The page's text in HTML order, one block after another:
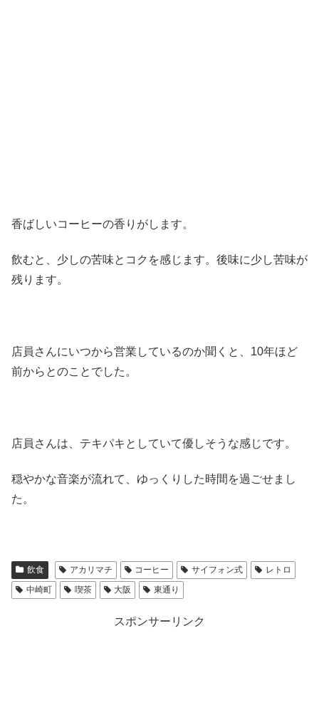
香ばしいコーヒーの香りがします。
飲むと、少しの苦味とコクを感じます。後味に少し苦味が
残ります。
店員さんにいつから営業しているのか聞くと、10年ほど
前からとのことでした。
店員さんは、テキパキとしていて優しそうな感じです。
穏やかな音楽が流れて、ゆっくりした時間を過ごせまし
た。
飲食 アカリマチ コーヒー サイフォン式
レトロ
中崎町
喫茶 大阪 東通り
スポンサーリンク